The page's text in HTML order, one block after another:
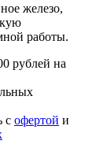
железо,
работы.
рублей на
с офертой и